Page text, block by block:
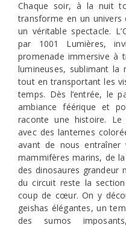
Chaque soir, à la nuit
transforme en un
un véritable spectacle.
par 1001 Lumières,
promenade immersive à
lumineuses, sublimant la
tout en transportant les
temps. Dès l’entrée, le
ambiance féérique et
raconte une histoire. Le
avec des lanternes
avant de nous entraîner
mammifères marins, de
des dinosaures grandeur
du circuit reste la
coup de cœur. On y
geishas élégantes, un
des sumos